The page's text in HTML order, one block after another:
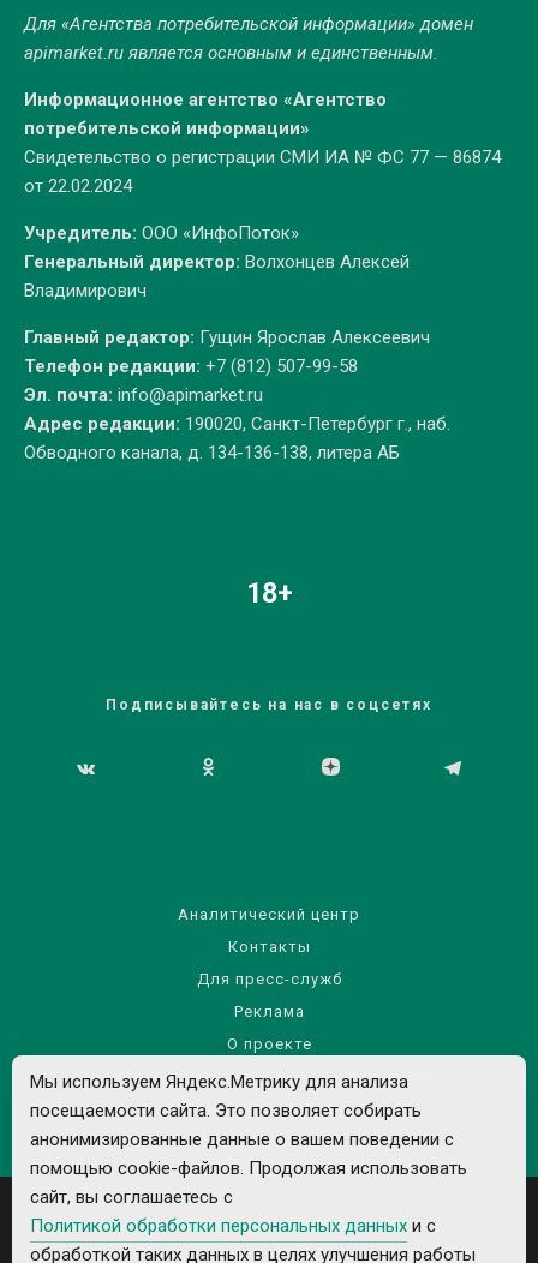
Для «Агентства потребительской информации» домен
apimarket.ruявляется основным и единственным.
Информационное агентство «Агентство
потребительской информации»
Свидетельство о регистрации СМИ ИА № ФС 77 — 86874
от 22.02.2024
Учредитель: ООО «ИнфоПоток»
Генеральный директор: Волхонцев Алексей
Владимирович
Главный редактор: Гущин Ярослав Алексеевич
Телефон редакции: +7 (812) 507-99-58
Эл. почта: info@apimarket.ru
Адрес редакции: 190020, Санкт-Петербург г., наб.
Обводного канала, д. 134-136-138, литера АБ
18+
Подписывайтесь на нас в соцсетях
Аналитический центр
Контакты
Для пресс-служб
Реклама
О проекте
Правила использования материалов сайта
Политика обработки персональных данных
Мы используем Яндекс.Метрику для анализа
посещаемости сайта. Это позволяет собирать
анонимизированные данные о вашем поведении с
помощью cookie-файлов. Продолжая использовать
сайт, вы соглашаетесь с
Политикой обработки персональных данных и с
обработкой таких данных в целях улучшения работы